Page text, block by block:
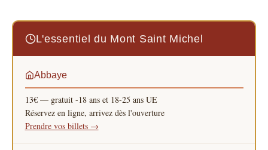
L'essentiel du Mont Saint Michel
Abbaye
13€— gratuit -18 ans et 18-25 ans UE
Réservez en ligne, arrivez dès l'ouverture
Prendre vos billets →